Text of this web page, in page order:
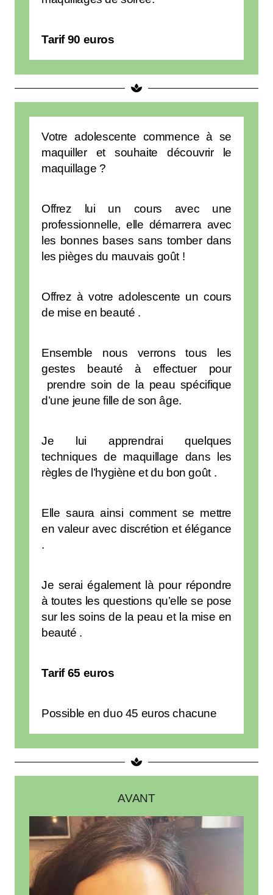
Tarif 90 euros
Votre adolescente commence à se
maquiller et souhaite découvrir le
maquillage ?
Offrez lui un cours avec une
professionnelle, elle démarrera avec
les bonnes bases sans tomber dans
les pièges du mauvais goût !
Offrez à votre adolescente un cours
de mise en beauté .
Ensemble nous verrons tous les
gestes beauté à effectuer pour
prendre soin de la peau spécifique
d’une jeune fille de son âge.
Je lui apprendrai quelques
techniques de maquillage dans les
règles de l’hygiène et du bon goût .
Elle saura ainsi comment se mettre
en valeur avec discrétion et élégance
.
Je serai également là pour répondre
à toutes les questions qu’elle se pose
sur les soins de la peau et la mise en
beauté .
Tarif 65 euros
Possible en duo 45 euros chacune
AVANT